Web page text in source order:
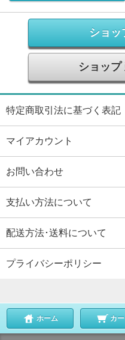
ショッ
ショッ
特定商取引法に基づく表記
マイアカウント
お問い合わせ
支払い方法について
配送方法･送料について
プライバシーポリシー
ホーム カ